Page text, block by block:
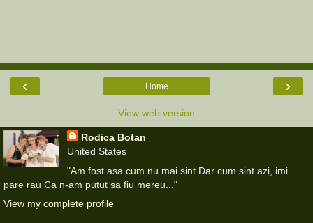
‹ ›
Home
View web version
Rodica Botan
United States
"Am fost asa cum nu mai sint Dar cum sint azi, imi
pare rau Ca n-am putut sa fiu mereu..."
View my complete profile